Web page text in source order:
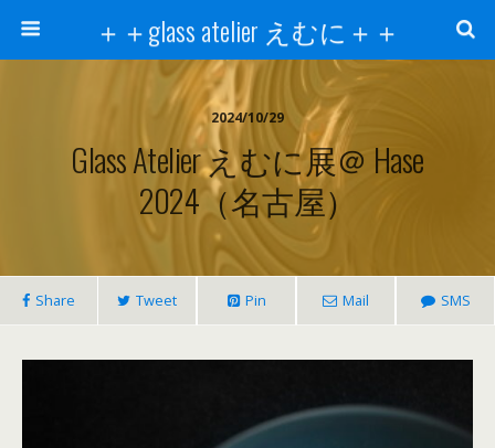
＋＋glass atelier えむに＋＋
2024/10/29
Glass Atelier えむに展＠ Hase
2024（名古屋）
Share Tweet Pin Mail SMS